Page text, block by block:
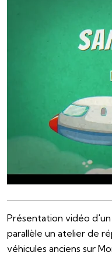
Présentation vidéo
parallèle un atelier de
véhicules anciens sur